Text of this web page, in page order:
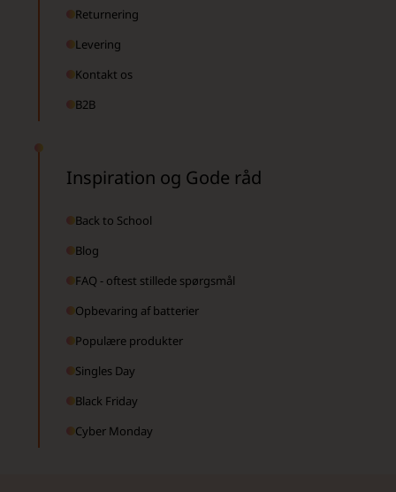
Returnering
Levering
Kontakt os
B2B
Inspiration og Gode råd
Back to School
Blog
FAQ - oftest stillede spørgsmål
Opbevaring af batterier
Populære produkter
Singles Day
Black Friday
Cyber Monday